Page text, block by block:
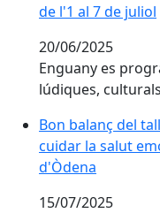
de l'1 al 7 de juliol
20/06/2025
Enguany es
lúdiques,
Bon balanç del
Bon balanç del
cuidar la salut
d'Òdena
15/07/2025